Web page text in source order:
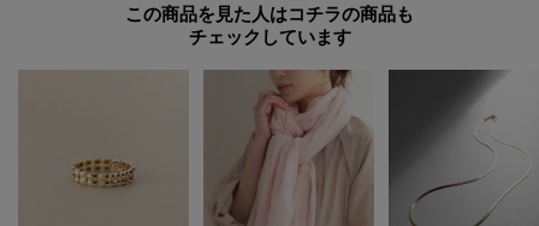
この商品を見た人はコチラの商品も
チェックしています